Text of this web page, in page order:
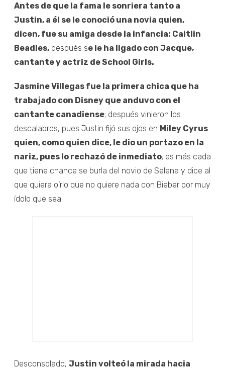
Antes de que la fama le sonriera tanto a
Justin, a él se le conoció una novia quien,
dicen, fue su amiga desde la infancia: Caitlin
Beadles, después se le ha ligado con Jacque,
cantante y actriz de School Girls.
Jasmine Villegas fue la primera chica que ha
trabajado con Disney que anduvo con el
cantante canadiense; después vinieron los
descalabros, pues Justin fijó sus ojos en Miley Cyrus
quien, como quien dice, le dio un portazo en la
nariz, pues lo rechazó de inmediato; es más cada
que tiene chance se burla del novio de Selena y dice al
que quiera oírlo que no quiere nada con Bieber por muy
ídolo que sea.
Desconsolado, Justin volteó la mirada hacia